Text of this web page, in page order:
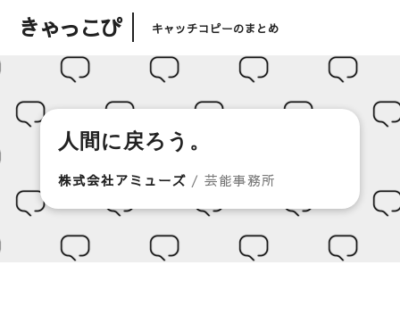
きゃっこぴ キャッチコピーのまとめ
人間に戻ろう。
株式会社アミューズ / 芸能事務所